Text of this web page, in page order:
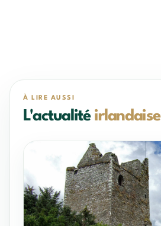
À LIRE AUSSI
L'actualité irlandaise